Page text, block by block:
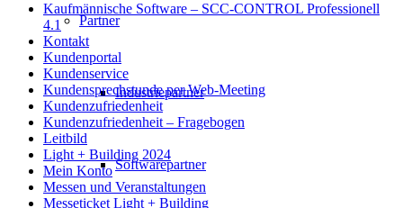
Partner
Industriepartner
Softwarepartner
Kaufmännische Software – SCC-CONTROL Professionell
4.1
Kontakt
Kundenportal
Kundenservice
Kundensprechstunde per Web-Meeting
Kundenzufriedenheit
Kundenzufriedenheit – Fragebogen
Leitbild
Light + Building 2024
Mein Konto
Messen und Veranstaltungen
Messeticket Light + Building